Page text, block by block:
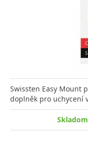
Swissten Easy Mount
doplněk pro uchycení